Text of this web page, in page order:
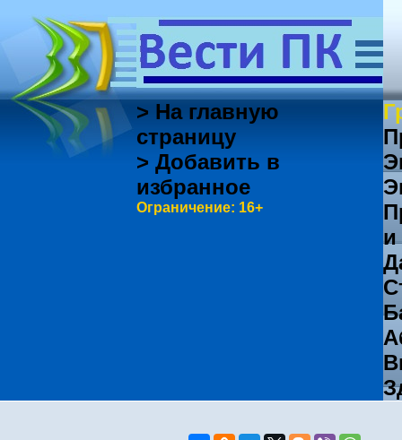
> На главную
страницу
> Добавить в
избранное
Ограничение: 16+